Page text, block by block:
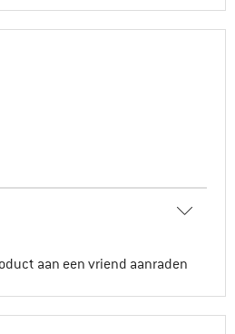
aan een vriend aanraden